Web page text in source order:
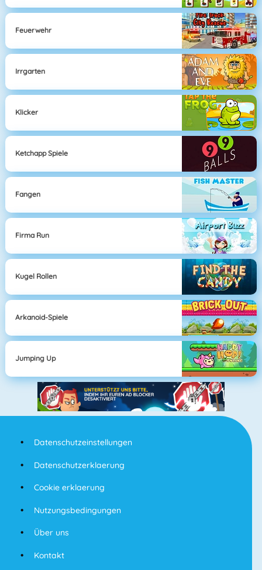
Feuerwehr
Irrgarten
Klicker
Ketchapp Spiele
Fangen
Firma Run
Kugel Rollen
Arkanoid-Spiele
Jumping Up
Datenschutzeinstellungen
Datenschutzerklaerung
Cookie erklaerung
Nutzungsbedingungen
Über uns
Kontakt